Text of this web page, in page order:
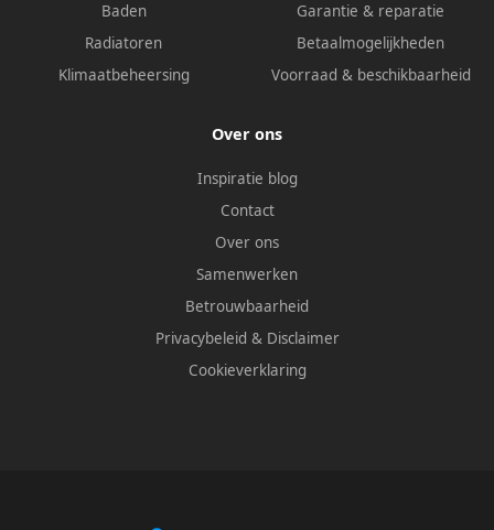
Baden
Radiatoren
Klimaatbeheersing
Garantie & reparatie
Betaalmogelijkheden
Voorraad & beschikbaarheid
Over ons
Inspiratie blog
Contact
Over ons
Samenwerken
Betrouwbaarheid
Privacybeleid & Disclaimer
Cookieverklaring